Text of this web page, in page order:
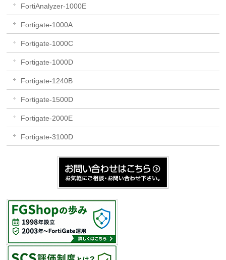
FortiAnalyzer-1000E
Fortigate-1000A
Fortigate-1000C
Fortigate-1000D
Fortigate-1240B
Fortigate-1500D
Fortigate-2000E
Fortigate-3100D